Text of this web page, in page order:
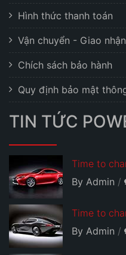
Hình thức thanh toán
Vận chuyển - Giao nhận
Chích sách bảo hành
Quy định bảo mật
TIN TỨC
Time to
By Admin
Time to
By Admin